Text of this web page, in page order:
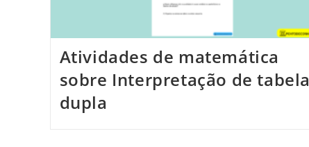
Atividades de matemática
sobre Interpretação de tabela
dupla